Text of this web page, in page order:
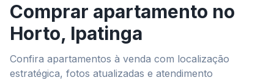
Comprar apartamento no
Horto, Ipatinga
Confira apartamentos à venda com localização
estratégica, fotos atualizadas e atendimento